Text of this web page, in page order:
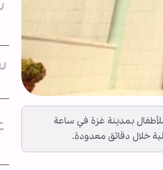
بمدينة غزة في ساعة
خلال دقائق معدودة.